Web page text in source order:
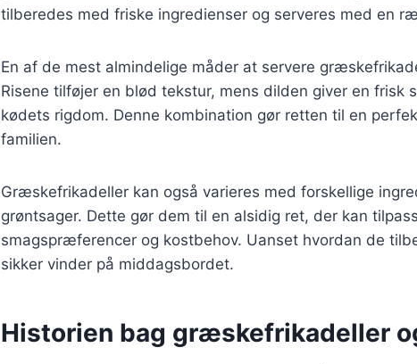
tilberedes med friske ingredienser og serveres med en
En af de mest almindelige måder at servere
Risene tilføjer en blød tekstur, mens dilden giver en frisk
kødets rigdom. Denne kombination gør retten til en
familien.
Græskefrikadeller kan også varieres med forskellige
grøntsager. Dette gør dem til en alsidig ret, der kan
smagspræferencer og kostbehov. Uanset hvordan de
sikker vinder på middagsbordet.
Historien bag græskefrikadeller